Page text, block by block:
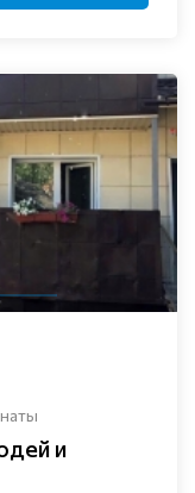
и